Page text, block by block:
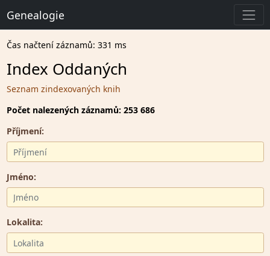
Genealogie
Čas načtení záznamů: 331 ms
Index Oddaných
Seznam zindexovaných knih
Počet nalezených záznamů: 253 686
Příjmení:
Jméno:
Lokalita: